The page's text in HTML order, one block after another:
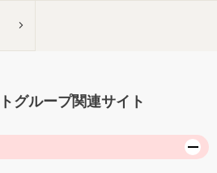
グループ関連サイト